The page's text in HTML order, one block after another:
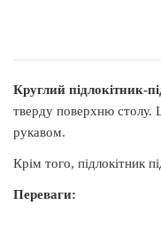
Круглий підлокітник-
тверду поверхню столу.
рукавом.
Крім того, підлокітник
Переваги: